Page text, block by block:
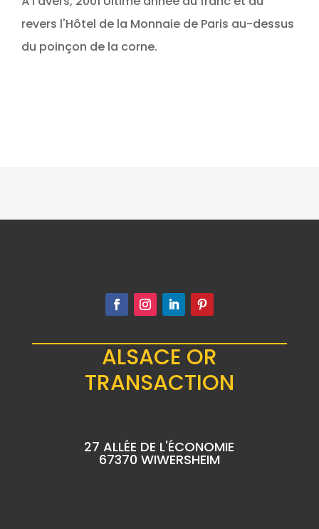
revers l'Hôtel de la Monnaie de Paris au-dessus
du poinçon de la corne.
ALSACE OR
TRANSACTION
27 ALLÉE DE L'ÉCONOMIE
67370 WIWERSHEIM